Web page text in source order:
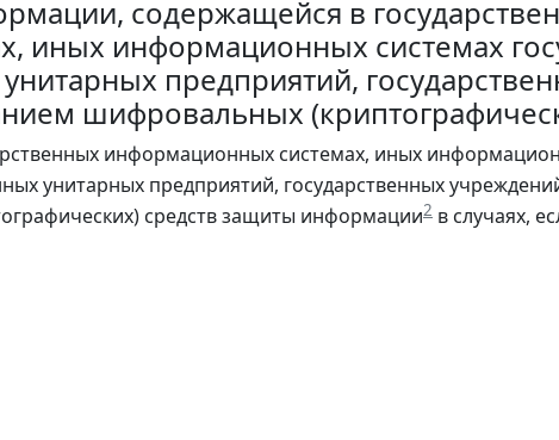
содержащейся в
иных информационных системах
предприятий,
шифровальных
информационных системах, иных
унитарных предприятий, государственных
средств защиты информации2 в случаях,